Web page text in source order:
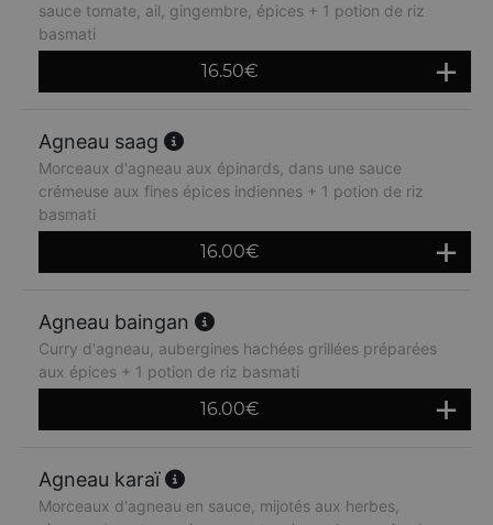
sauce tomate, ail, gingembre, épices + 1 potion de riz
basmati
16.50€
Agneau saag
Morceaux d'agneau aux épinards, dans une sauce
crémeuse aux fines épices indiennes + 1 potion de riz
basmati
16.00€
Agneau baingan
Curry d'agneau, aubergines hachées grillées préparées
aux épices + 1 potion de riz basmati
16.00€
Agneau karaï
Morceaux d'agneau en sauce, mijotés aux herbes,